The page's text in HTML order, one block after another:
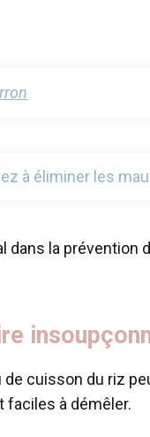
à éliminer les
dans la
de cuisson du riz
faciles à démêler.